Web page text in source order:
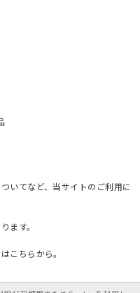
いてなど、当サイトのご利用に
ます。
こちらから。